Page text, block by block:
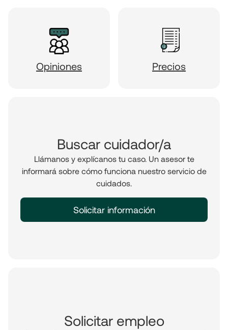
Opiniones Precios
Buscar cuidador/a
Llámanos y explícanos tu caso. Un asesor te
informará sobre cómo funciona nuestro servicio de
cuidados.
Solicitar información
Solicitar empleo